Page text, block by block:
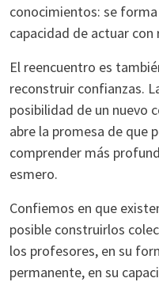
conocimientos: se
capacidad de actuar con
El reencuentro es
reconstruir confianzas.
posibilidad de un nuevo
abre la promesa de que
comprender más
esmero.
Confiemos en que
posible construirlos
los profesores, en su
permanente, en su